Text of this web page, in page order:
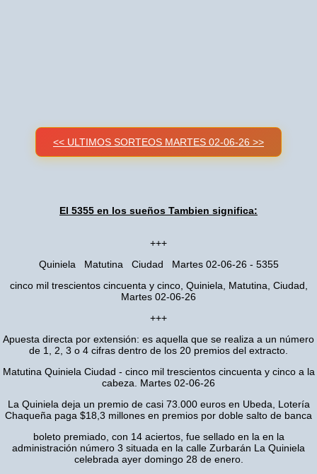
<< ULTIMOS SORTEOS MARTES 02-06-26 >>
El 5355 en los sueños Tambien significa:
+++
Quiniela Matutina Ciudad Martes 02-06-26 - 5355
cinco mil trescientos cincuenta y cinco, Quiniela, Matutina, Ciudad,
Martes 02-06-26
+++
Apuesta directa por extensión: es aquella que se realiza a un número
de 1, 2, 3 o 4 cifras dentro de los 20 premios del extracto.
Matutina Quiniela Ciudad - cinco mil trescientos cincuenta y cinco a la
cabeza. Martes 02-06-26
La Quiniela deja un premio de casi 73.000 euros en Ubeda, Lotería
Chaqueña paga $18,3 millones en premios por doble salto de banca
boleto premiado, con 14 aciertos, fue sellado en la en la
administración número 3 situada en la calle Zurbarán La Quiniela
celebrada ayer domingo 28 de enero.